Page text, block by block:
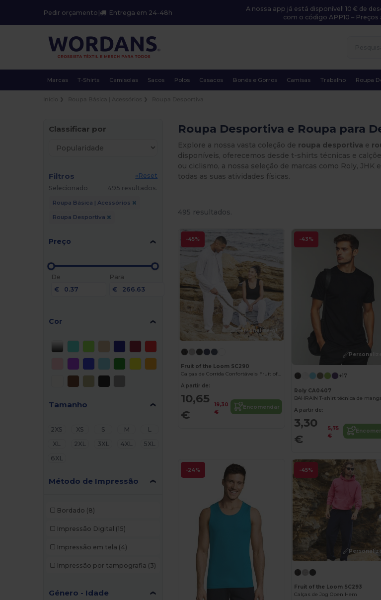
Pedir orçamento | Entrega em 24-48h
A nossa app já está disponível! 10 € de
com o código APP10 –
Marcas T-Shirts Camisolas Sacos Polos Casacos Bonés e Gorros Camisas Trabalho Roupa
Classificar por
Filtros
«Reset
Selecionado
495 resultados.
Roupa Básica | Acessórios
Roupa Desportiva
Preço
De
€
Para
€
Cor
Tamanho
2XS XS S M
L
XL
2XL 3XL 4XL
5XL
6XL
Método de Impressão
Bordado (8)
Impressão Digital (15)
Impressão em tela (4)
Impressão por tampografia (3)
Género - Idade
Roupa Desportiva e Roupa para
Explore a nossa vasta coleção de roupa desportiva e
disponíveis, oferecemos desde t-shirts técnicas e
ou ciclismo, a nossa seleção de marcas como Roly,
todas as suas atividades físicas.
495 resultados.
-45%
Personalize-o!
Fruit of the Loom SC290
Calças de Corrida Confortáveis Fruit of the Loom
A partir de:
10,65
€
19,30
€
Encomendar
-43%
+17
Roly CA0407
A partir de:
3,30
€
5,75
€
-24% -45%
Fruit of the Loom SC293
Calças de Jog Open Hem